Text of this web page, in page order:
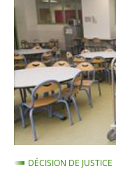
de
substitution
dans
les
cantines
scolaires,
qui
ne
sontDÉCISION DE JUSTICE